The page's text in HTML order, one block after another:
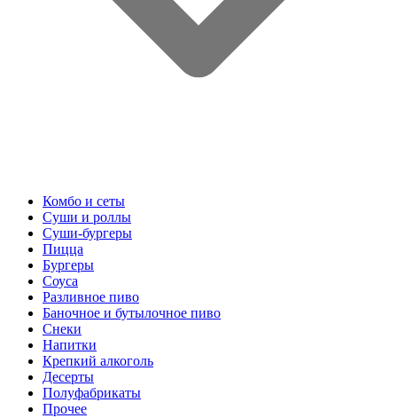
Комбо и сеты
Суши и роллы
Суши-бургеры
Пицца
Бургеры
Соуса
Разливное пиво
Баночное и бутылочное пиво
Снеки
Напитки
Крепкий алкоголь
Десерты
Полуфабрикаты
Прочее